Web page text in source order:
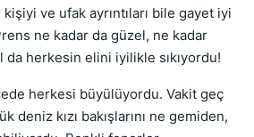
kişiyi ve ufak ayrıntıları bile gayet iyi
ne kadar da güzel, ne kadar
da herkesin elini iyilikle sıkıyordu!
herkesi büyülüyordu. Vakit geç
deniz kızı bakışlarını ne gemiden,